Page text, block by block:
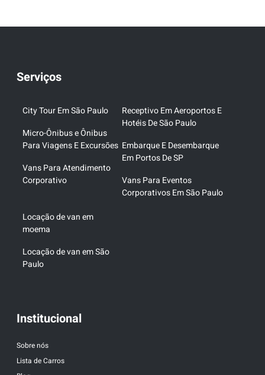
Serviços
City Tour Em São Paulo
Micro-Ônibus e Ônibus
Para Viagens E Excursões
Vans Para Atendimento
Corporativo
Receptivo Em Aeroportos E
Hotéis De São Paulo
Embarque E Desembarque
Em Portos De SP
Vans Para Eventos
Corporativos Em São Paulo
Locação de van em
moema
Locação de van em São
Paulo
Institucional
Sobre nós
Lista de Carros